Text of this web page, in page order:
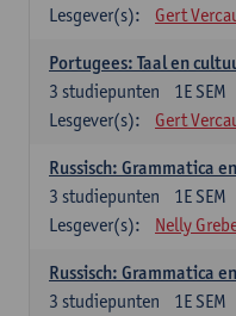
Lesgever(s):
Gert
Portugees: Taal en
1E SEM
3 studiepunten
Lesgever(s):
Gert
Russisch: Grammatica
1E SEM
3 studiepunten
Lesgever(s):
Nelly
Russisch: Grammatica
1E SEM
3 studiepunten